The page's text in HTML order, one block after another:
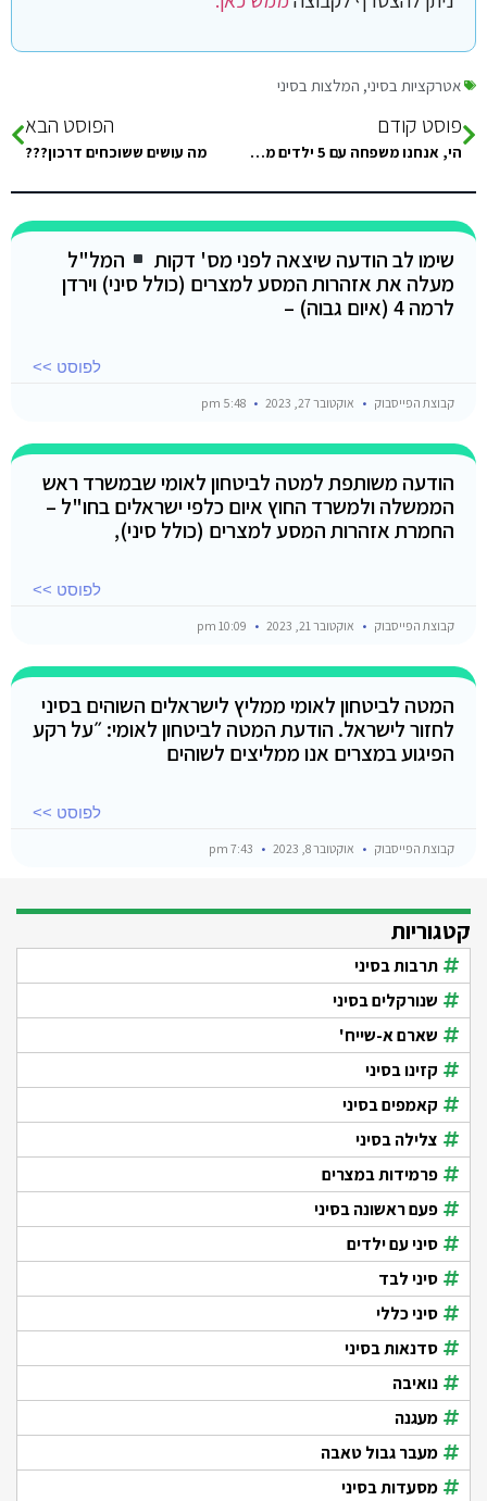
אטרקציות בסיני, המלצות בסיני
פוסט קודם
הי, אנחנו משפחה עם 5 ילדים מתכוונים להגיע לסיני בחג שבועות (מחמישי עד ראשון) רוצים מקום שאפשר לעשות בו שנורקלינג, טיולי…
הפוסט הבא
מה עושים ששוכחים דרכון???
שימו לב הודעה שיצאה לפני מס' דקות
המל"ל
מעלה את אזהרות המסע למצרים (כולל סיני) וירדן
לרמה 4 (איום גבוה) –
לפוסט >>
קבוצת הפייסבוק אוקטובר 27, 2023
הודעה משותפת למטה לביטחון לאומי שבמשרד ראש
הממשלה ולמשרד החוץ איום כלפי ישראלים בחו"ל –
החמרת אזהרות המסע למצרים (כולל סיני),
לפוסט >>
קבוצת הפייסבוק אוקטובר 21, 2023
המטה לביטחון לאומי ממליץ לישראלים השוהים בסיני
לחזור לישראל. הודעת המטה לביטחון לאומי: ״על רקע
הפיגוע במצרים אנו ממליצים לשוהים
לפוסט >>
קבוצת הפייסבוק אוקטובר 8, 2023
קטגוריות
תרבות בסיני
שנורקלים בסיני
שארם א-שייח'
קזינו בסיני
קאמפים בסיני
צלילה בסיני
פרמידות במצרים
פעם ראשונה בסיני
סיני עם ילדים
סיני לבד
סיני כללי
סדנאות בסיני
נואיבה
מעגנה
מעבר גבול טאבה
מסעדות בסיני